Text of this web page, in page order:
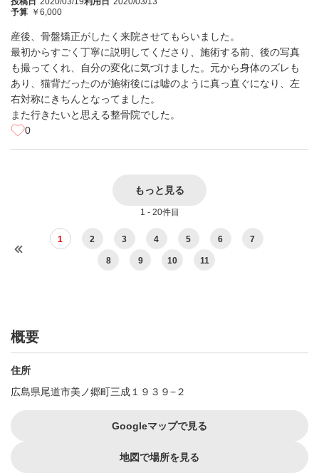
予算 ￥6,000
産後、骨盤矯正がしたく来院させてもらいました。
最初からすごく丁寧に説明してくださり、施術する前、後の写真
も撮ってくれ、自分の変化に気づけました。元から身体のズレも
あり、猫背だったのが施術後には嘘のように真っ直ぐになり、左
右対称にきちんとなってました。
また行きたいと思える整骨院でした。
0
もっと見る
1 - 20件目
1 2 3 4 5 6 7
8 9 10 11
概要
住所
広島県尾道市美ノ郷町三成１９３９−２
Googleマップで見る
地図で場所を見る